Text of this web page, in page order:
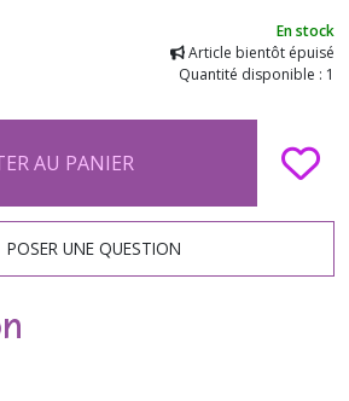
En stock
Article bientôt épuisé
Quantité disponible : 1
AU PANIER
UNE QUESTION